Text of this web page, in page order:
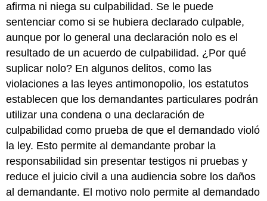
afirma ni niega su culpabilidad. Se le puede
sentenciar como si se hubiera declarado culpable,
aunque por lo general una declaración nolo es el
resultado de un acuerdo de culpabilidad. ¿Por qué
suplicar nolo? En algunos delitos, como las
violaciones a las leyes antimonopolio, los estatutos
establecen que los demandantes particulares podrán
utilizar una condena o una declaración de
culpabilidad como prueba de que el demandado violó
la ley. Esto permite al demandante probar la
responsabilidad sin presentar testigos ni pruebas y
reduce el juicio civil a una audiencia sobre los daños
al demandante. El motivo nolo permite al demandado